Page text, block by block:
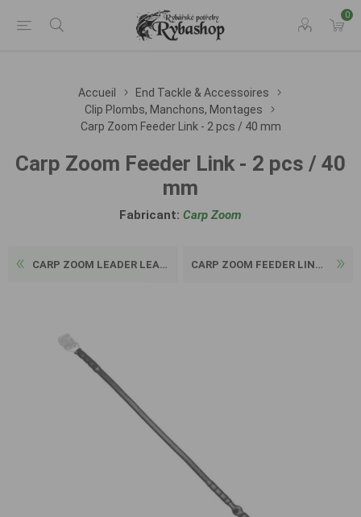
0
Accueil
End Tackle & Accessoires
Clip Plombs, Manchons, Montages
Carp Zoom Feeder Link - 2 pcs / 40 mm
Carp Zoom Feeder Link - 2 pcs / 40
mm
Fabricant: Carp Zoom
CARP ZOOM LEADER LEADCORE -... CARP ZOOM FEEDER LINK - 2 P...